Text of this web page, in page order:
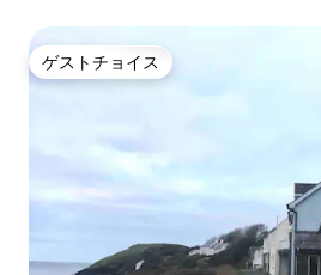
ゲストチョイス
ゲストチョイス